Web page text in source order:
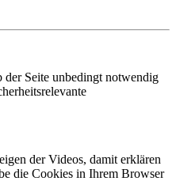
Seite unbedingt notwendig
der Videos, damit erklären
die Cookies in Ihrem Browser